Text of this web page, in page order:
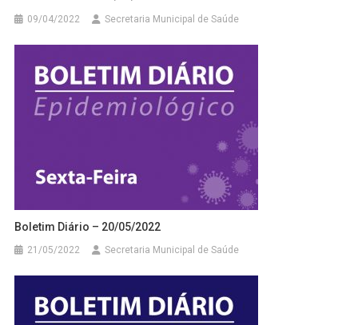
09/04/2022 Secretaria Municipal de Saúde
Boletim Diário – 20/05/2022
21/05/2022 Secretaria Municipal de Saúde